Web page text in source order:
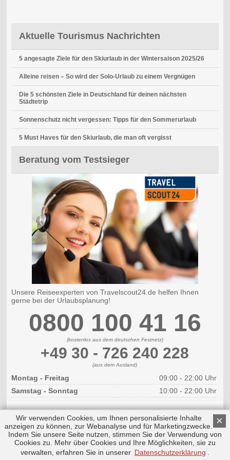
Aktuelle Tourismus Nachrichten
5 angesagte Ziele für den Skiurlaub in der Wintersaison 2025/26
Alleine reisen – So wird der Solo-Urlaub zu einem Vergnügen
Die 5 schönsten Ziele in Deutschland für deinen nächsten
Städtetrip
Sonnenschutz nicht vergessen: Tipps für den Sommerurlaub
5 Must Haves für den Skiurlaub, die man oft vergisst
Beratung vom Testsieger
Unsere Reiseexperten von Travelscout24.de helfen Ihnen
gerne bei der Urlaubsplanung!
0800 100 41 16
(kostenlos aus dem deutschen Festnetz)
+49 30 - 726 240 228
(aus dem Ausland)
Montag - Freitag
09:00 - 22:00 Uhr
Samstag - Sonntag
10:00 - 22:00 Uhr
Copyright © 2026 by Triplemind GmbH
Impressum|Datenschutz
Nach oben
×
Wir verwenden Cookies, um Ihnen personalisierte Inhalte
anzeigen zu können, zur Webanalyse und für Marketingzwecke.
Indem Sie unsere Seite nutzen, stimmen Sie der Verwendung von
Cookies zu. Mehr über Cookies und Ihre Möglichkeiten, sie zu
verwalten, erfahren Sie in unserer Datenschutzerklärung